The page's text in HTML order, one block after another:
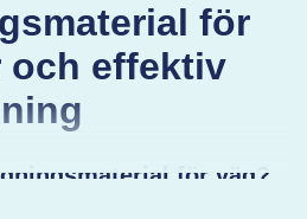
för
och effektiv
för väg?
en väg för vägarbete, ett evenemang